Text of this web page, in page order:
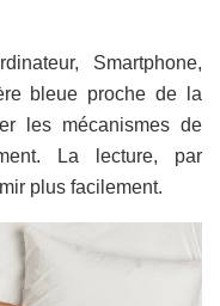
Smartphone,
bleue proche de la
les mécanismes de
La lecture, par
plus facilement.